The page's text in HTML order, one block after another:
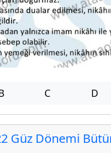
C D
Güz Dönemi